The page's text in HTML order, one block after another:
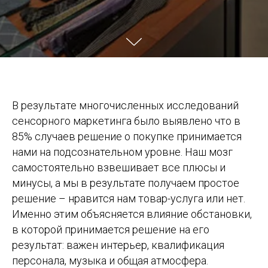
В результате многочисленных исследований
сенсорного маркетинга было выявлено что в
85% случаев решение о покупке принимается
нами на подсознательном уровне. Наш мозг
самостоятельно взвешивает все плюсы и
минусы, а мы в результате получаем простое
решение – нравится нам товар-услуга или нет.
Именно этим объясняется влияние обстановки,
в которой принимается решение на его
результат: важен интерьер, квалификация
персонала, музыка и общая атмосфера.